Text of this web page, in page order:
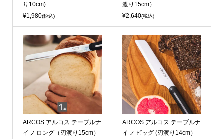
り10cm)
¥1,980(税込)
渡り15cm）
¥2,640(税込)
ARCOS アルコス テーブルナ
イフ ロング（刃渡り15cm）
ARCOS アルコス テーブルナ
イフ ビッグ (刃渡り14cm）